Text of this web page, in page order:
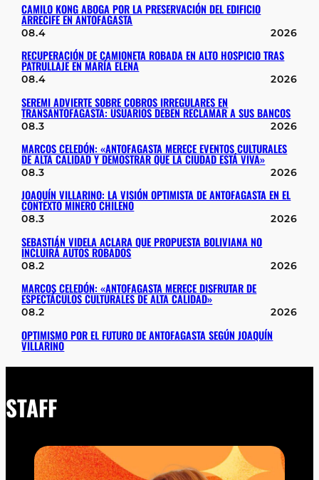
CAMILO KONG ABOGA POR LA PRESERVACIÓN DEL EDIFICIO
ARRECIFE EN ANTOFAGASTA
08.4 2026
RECUPERACIÓN DE CAMIONETA ROBADA EN ALTO HOSPICIO TRAS
PATRULLAJE EN MARÍA ELENA
08.4 2026
SEREMI ADVIERTE SOBRE COBROS IRREGULARES EN
TRANSANTOFAGASTA: USUARIOS DEBEN RECLAMAR A SUS BANCOS
08.3 2026
MARCOS CELEDÓN: «ANTOFAGASTA MERECE EVENTOS CULTURALES
DE ALTA CALIDAD Y DEMOSTRAR QUE LA CIUDAD ESTÁ VIVA»
08.3 2026
JOAQUÍN VILLARINO: LA VISIÓN OPTIMISTA DE ANTOFAGASTA EN EL
CONTEXTO MINERO CHILENO
08.3 2026
SEBASTIÁN VIDELA ACLARA QUE PROPUESTA BOLIVIANA NO
INCLUIRÁ AUTOS ROBADOS
08.2 2026
MARCOS CELEDÓN: «ANTOFAGASTA MERECE DISFRUTAR DE
ESPECTÁCULOS CULTURALES DE ALTA CALIDAD»
08.2 2026
OPTIMISMO POR EL FUTURO DE ANTOFAGASTA SEGÚN JOAQUÍN
VILLARINO
STAFF